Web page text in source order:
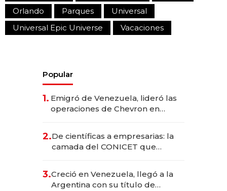
Orlando
Parques
Universal
Universal Epic Universe
Vacaciones
Popular
1. Emigró de Venezuela, lideró las
operaciones de Chevron en
2.De científicas a empresarias: la
camada del CONICET que
3.Creció en Venezuela, llegó a la
Argentina con su título de